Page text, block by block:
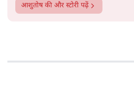
आशुतोषकी और स्टोरी पढ़ें